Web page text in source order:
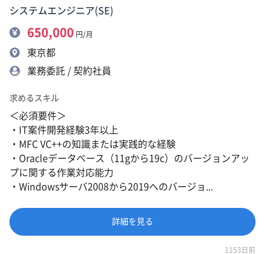
システムエンジニア(SE)
650,000 円/月
東京都
業務委託 / 契約社員
求めるスキル
＜必須要件＞
・IT案件開発経験3年以上
・MFC VC++の知識または実践的な経験
・Oracleデータベース（11gから19c）のバージョンアッ
プに関する作業対応能力
・Windowsサーバ2008から2019へのバージョ...
詳細を見る
1153日前